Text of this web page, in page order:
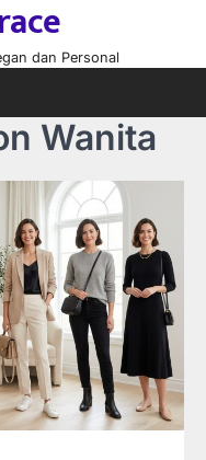
dan Personal
Wanita